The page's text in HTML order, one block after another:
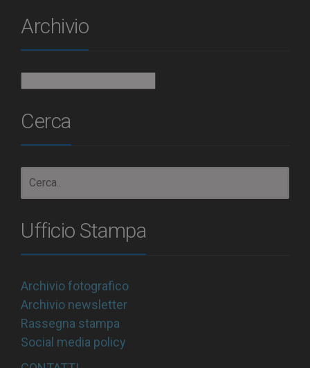
Archivio
Cerca
Ufficio Stampa
Archivio fotografico
Archivio newsletter
Rassegna stampa
Social media policy